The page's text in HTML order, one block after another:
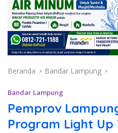
Beranda Bandar Lampung
Bandar Lampung
Pemprov
Program Light Up